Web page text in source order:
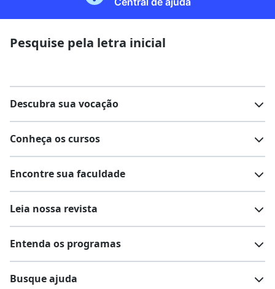
Pesquise pela letra inicial
Descubra sua vocação
Conheça os cursos
Cursos técnicos
Escolas
Encontre sua faculdade
Comunidade Quero
Leia nossa revista
Entenda os programas
Busque ajuda